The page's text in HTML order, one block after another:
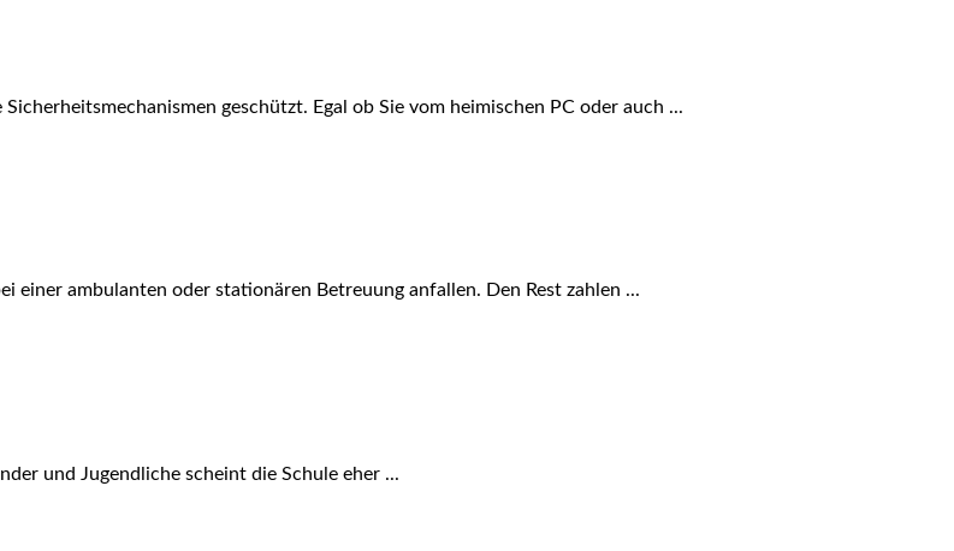
geschützt. Egal ob Sie vom heimischen PC oder auch ...
einer ambulanten oder stationären Betreuung anfallen. Den Rest zahlen ...
und Jugendliche scheint die Schule eher ...